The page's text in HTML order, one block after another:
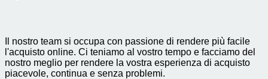
Il nostro team si occupa con passione di rendere più facile
l'acquisto online. Ci teniamo al vostro tempo e facciamo del
nostro meglio per rendere la vostra esperienza di acquisto
piacevole, continua e senza problemi.